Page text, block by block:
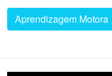
Aprendizagem Motora